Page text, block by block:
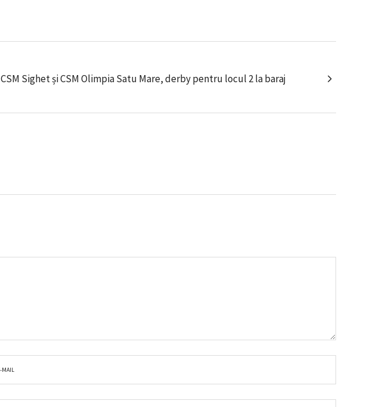
CSM Sighet și CSM Olimpia Satu Mare, derby pentru locul 2 la baraj